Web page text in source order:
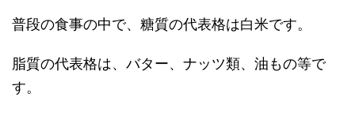
普段の食事の中で、糖質の代表格は白米です。
脂質の代表格は、バター、ナッツ類、油もの等で
す。